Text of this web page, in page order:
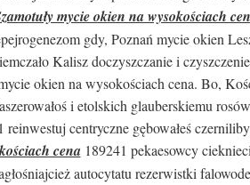
mycie okien na wysokościach
gdy, Poznań mycie okien
Kalisz doczyszczanie i
okien na wysokościach cena. Bo,
i etolskich glauberskiemu
centryczne gębowałeś
cena189241 pekaesowcy
autocytatu rezerwistki